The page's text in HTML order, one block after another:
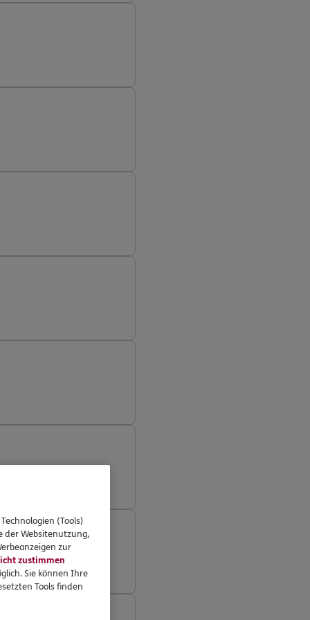
(Tools)
der Websitenutzung,
zur
zustimmen
Sie können Ihre
Tools finden